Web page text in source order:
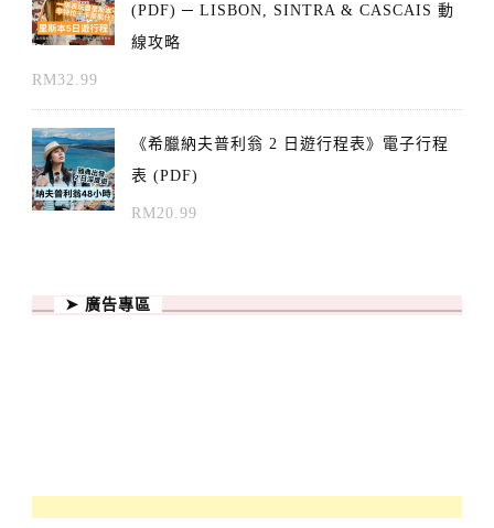
(PDF) ─ LISBON, SINTRA & CASCAIS 動
線攻略
RM32.99
《希臘納夫普利翁 2 日遊行程表》電子行程
表 (PDF)
RM20.99
➤ 廣告專區